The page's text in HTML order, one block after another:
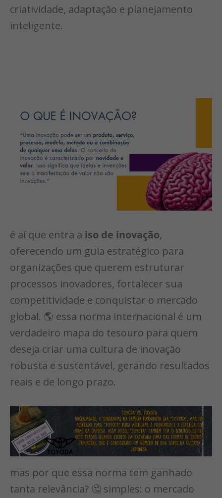
criatividade, adaptação e planejamento
inteligente.
é aí que entra a iso de inovação,
oferecendo um guia estratégico para
organizações que querem estruturar
processos inovadores, fortalecer sua
competitividade e conquistar o mercado
global. 🌎 essa norma internacional é um
verdadeiro mapa do tesouro para quem
deseja criar uma cultura de inovação
robusta e sustentável, gerando resultados
reais e de longo prazo.
mas por que essa norma tem ganhado
tanta relevância? 🤔 simples: o mercado